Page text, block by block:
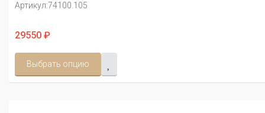
Артикул:74100.105
29550 ₽
Выбрать опцию